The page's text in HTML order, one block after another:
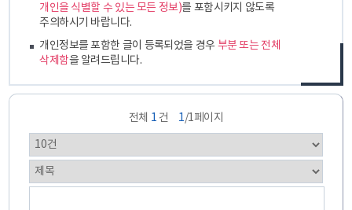
개인을 식별할 수 있는 모든 정보)를 포함시키지 않도록
주의하시기 바랍니다.
개인정보를 포함한 글이 등록되었을 경우 부분 또는 전체
삭제함을 알려드립니다.
전체 1 건 1/1페이지